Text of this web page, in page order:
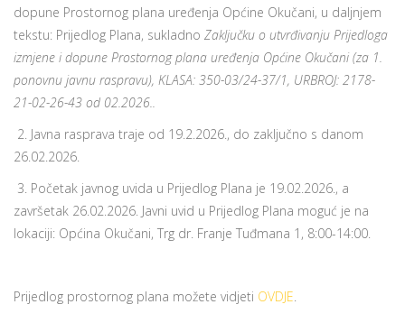
dopune Prostornog plana uređenja Općine Okučani, u daljnjem
tekstu: Prijedlog Plana, sukladno Zaključku o utvrđivanju Prijedloga
izmjene i dopune Prostornog plana uređenja Općine Okučani (za 1.
ponovnu javnu raspravu), KLASA: 350-03/24-37/1, URBROJ: 2178-
21-02-26-43 od 02.2026..
2. Javna rasprava traje od 19.2.2026., do zaključno s danom
26.02.2026.
3. Početak javnog uvida u Prijedlog Plana je 19.02.2026., a
završetak 26.02.2026. Javni uvid u Prijedlog Plana moguć je na
lokaciji: Općina Okučani, Trg dr. Franje Tuđmana 1, 8:00-14:00.
Prijedlog prostornog plana možete vidjeti OVDJE.